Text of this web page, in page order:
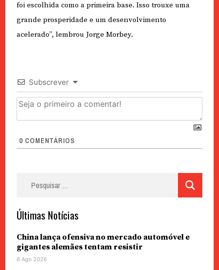
foi escolhida como a primeira base. Isso trouxe uma
grande prosperidade e um desenvolvimento
acelerado”, lembrou Jorge Morbey.
Subscrever
0 COMENTÁRIOS
Últimas Notícias
China lança ofensiva no mercado automóvel e
gigantes alemães tentam resistir
6 Ago 2026